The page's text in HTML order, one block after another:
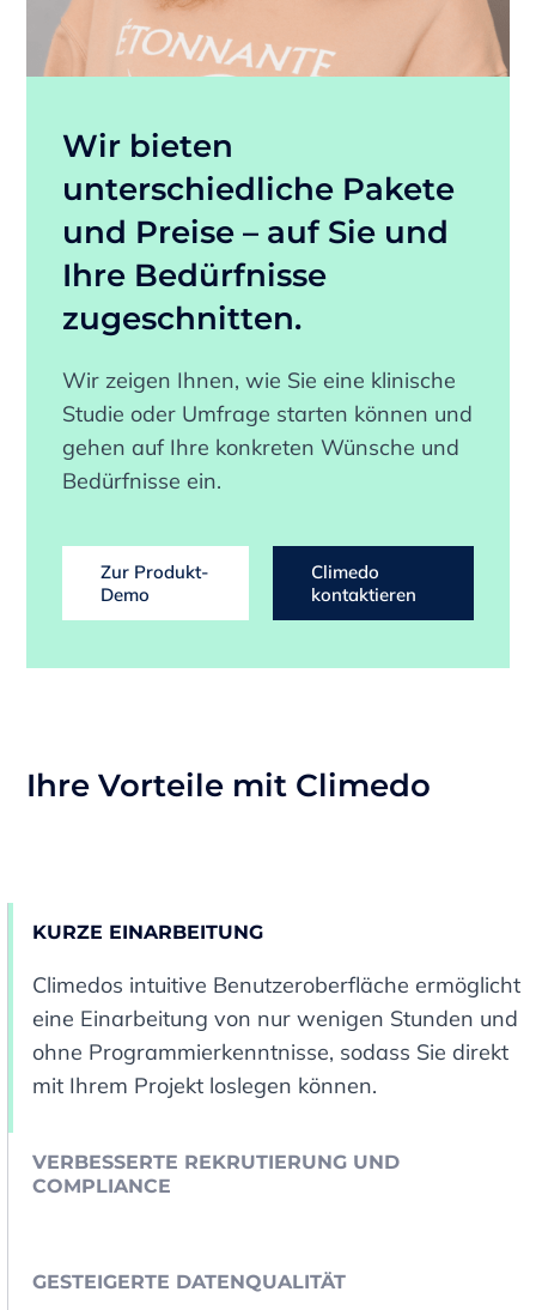
Wir bieten
unterschiedliche Pakete
und Preise – auf Sie und
Ihre Bedürfnisse
zugeschnitten.
Wir zeigen Ihnen, wie Sie eine klinische
Studie oder Umfrage starten können und
gehen auf Ihre konkreten Wünsche und
Bedürfnisse ein.
Zur Produkt-
Demo
Climedo
kontaktieren
Ihre Vorteile mit Climedo
KURZE EINARBEITUNG
Climedos intuitive Benutzeroberfläche ermöglicht
eine Einarbeitung von nur wenigen Stunden und
ohne Programmierkenntnisse, sodass Sie direkt
mit Ihrem Projekt loslegen können.
VERBESSERTE REKRUTIERUNG UND
COMPLIANCE
GESTEIGERTE DATENQUALITÄT